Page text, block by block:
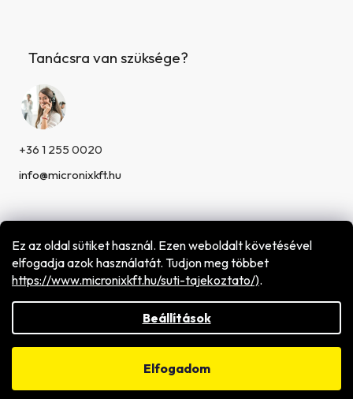
Ez az oldal sütiket használ. Ezen weboldalt követésével
elfogadja azok használatát. Tudjon meg többet
https://www.micronixkft.hu/suti-tajekoztato/).
Beállítások
Elfogadom
Tanácsra van szüksége?
+36 1 255 0020
info@micronixkft.hu
Shoptet készítette
Copyright 2026Micronix Hungary Kft.. Minden jog
fenntartva.